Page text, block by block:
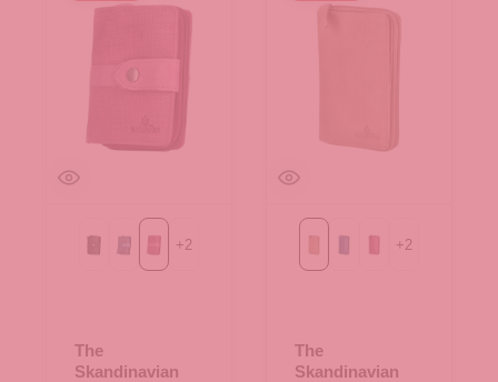
BlackBluePurple
+2
The
Skandinavian
beigeblau fuchsia
+2
The
Skandinavian